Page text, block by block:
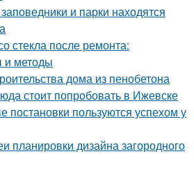
и парки находятся
стекла после ремонта:
и методы
дома из пенобетона
стоит попробовать в Ижевске
постановки пользуются успехом у
планировки дизайна загородного